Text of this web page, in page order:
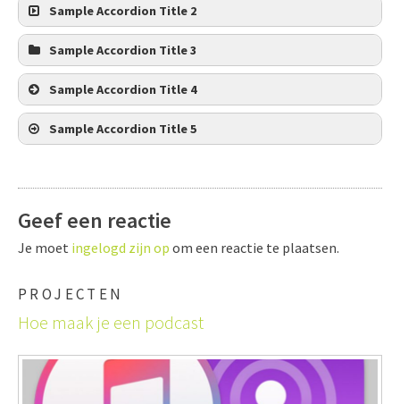
Sample Accordion Title 2
Sample Accordion Title 3
Sample Accordion Title 4
Sample Accordion Title 5
Geef een reactie
Je moet ingelogd zijn op om een reactie te plaatsen.
PROJECTEN
Hoe maak je een podcast